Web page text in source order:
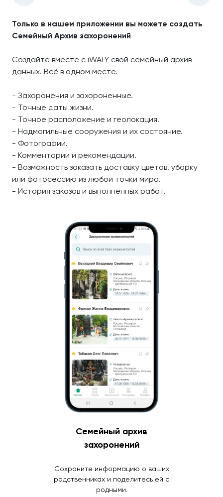
Только в нашем приложении вы можете создать
Семейный Архив захоронений
Создайте вместе с iWALY свой семейный архив
данных. Всё в одном месте.
- Захоронения и захороненные.
- Точные даты жизни.
- Точное расположение и геолокация.
- Надмогильные сооружения и их состояние.
- Фотографии.
- Комментарии и рекомендации.
- Возможность заказать доставку цветов, уборку
или фотосессию из любой точки мира.
- История заказов и выполненных работ.
Семейный архив
захоронений
Сохраните информацию о ваших
родственниках и поделитесь ей с
родными.